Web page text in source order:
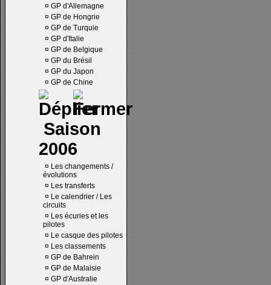
¤ GP d'Allemagne
¤ GP de Hongrie
¤ GP de Turquie
¤ GP d'Italie
¤ GP de Belgique
¤ GP du Brésil
¤ GP du Japon
¤ GP de Chine
Saison
2006
¤ Les changements /
évolutions
¤ Les transferts
¤ Le calendrier / Les
circuits
¤ Les écuries et les
pilotes
¤ Le casque des pilotes
¤ Les classements
¤ GP de Bahrein
¤ GP de Malaisie
¤ GP d'Australie